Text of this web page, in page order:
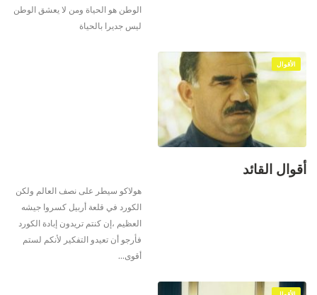
الوطن هو الحياة ومن لا يعشق الوطن
ليس جديرا بالحياة
الأقوال
أقوال القائد
هولاكو سيطر على نصف العالم ولكن
الكورد في قلعة أربيل كسروا جيشه
العظيم ،إن كنتم تريدون إبادة الكورد
فأرجو أن تعيدو التفكير لأنكم لستم
أقوى…